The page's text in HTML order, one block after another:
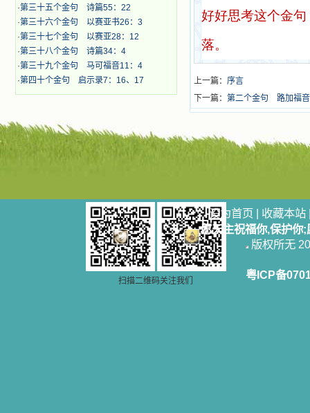
·第三十五个金句 诗篇55：22
·第三十六个金句 以赛亚书26：3
·第三十七个金句 以赛亚28：12
·第三十八个金句 诗篇34：4
·第三十九个金句 马可福音11：4
·第四十个金句 启示录7：16、17
好好思考这个金
落。
上一篇： 序言
下一篇： 第二个金句 路加福
扫描二维码关注我们
设为首页 | 收藏本站
愿天主祝福你,保护你
版权所无
粤ICP备